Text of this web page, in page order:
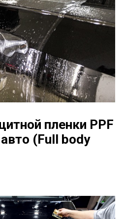
пленки PPF
(Full body